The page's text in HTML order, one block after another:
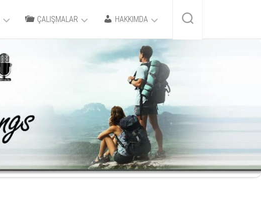
ÇALIŞMALAR
BLACKSEA
A-
LIFE
YAYIN
BİRLİKLERİ
HAKKIMDA
KİMDİR?